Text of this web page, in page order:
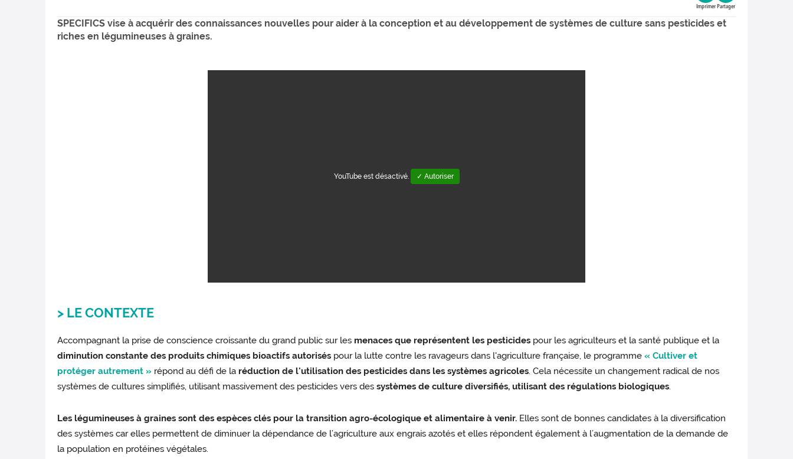
Imprimer Partager
SPECIFICS vise à acquérir des connaissances nouvelles pour aider à la conception et au développement de systèmes de culture sans pesticides et
riches en légumineuses à graines.
YouTube est désactivé. ✓ Autoriser
> LE CONTEXTE
Accompagnant la prise de conscience croissante du grand public sur les menaces que représentent les pesticides pour les agriculteurs et la santé publique et la
diminution constante des produits chimiques bioactifs autorisés pour la lutte contre les ravageurs dans l'agriculture française, le programme« Cultiver et
protéger autrement » répond au défi de la réduction de l'utilisation des pesticides dans les systèmes agricoles. Cela nécessite un changement radical de nos
systèmes de cultures simplifiés, utilisant massivement des pesticides vers dessystèmes de culture diversifiés, utilisant des régulations biologiques.
Les légumineuses à graines sont des espèces clés pour la transition agro-écologique et alimentaire à venir. Elles sont de bonnes candidates à la diversification
des systèmes car elles permettent de diminuer la dépendance de l’agriculture aux engrais azotés et elles répondent également à l’augmentation de la demande de
la population en protéines végétales.